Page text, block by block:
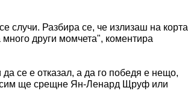
случи. Разбира се, че излизаш на корта
други момчета", коментира
се е отказал, а да го победя е нещо,
ще срещне Ян-Ленард Щруф или